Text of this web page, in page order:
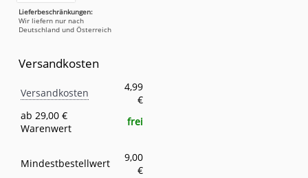
Lieferbeschränkungen:
Wir liefern nur nach
Deutschland und Österreich
Versandkosten
Eigenschaft
Versandkosten
4,99
€
ab 29,00 €
Warenwert
frei
Mindestbestellwert
9,00
€